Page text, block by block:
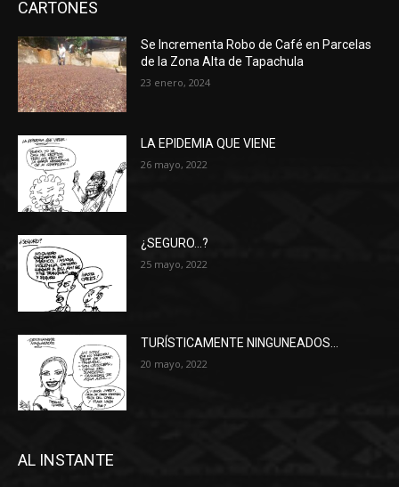
CARTONES
Se Incrementa Robo de Café en Parcelas
de la Zona Alta de Tapachula
23 enero, 2024
LA EPIDEMIA QUE VIENE
26 mayo, 2022
¿SEGURO…?
25 mayo, 2022
TURÍSTICAMENTE NINGUNEADOS…
20 mayo, 2022
AL INSTANTE